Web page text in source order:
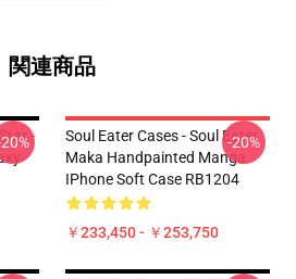
関連商品
-
Soul Eater Cases - Soul Eater
Maka Handpainted Manga
IPhone Soft Case RB1204
￥233,450 - ￥253,750
-20%